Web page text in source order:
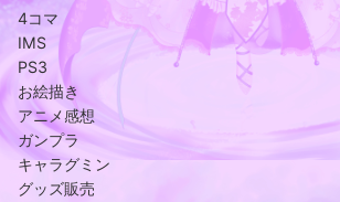
4コマ
IMS
PS3
お絵描き
アニメ感想
ガンプラ
キャラグミン
グッズ販売